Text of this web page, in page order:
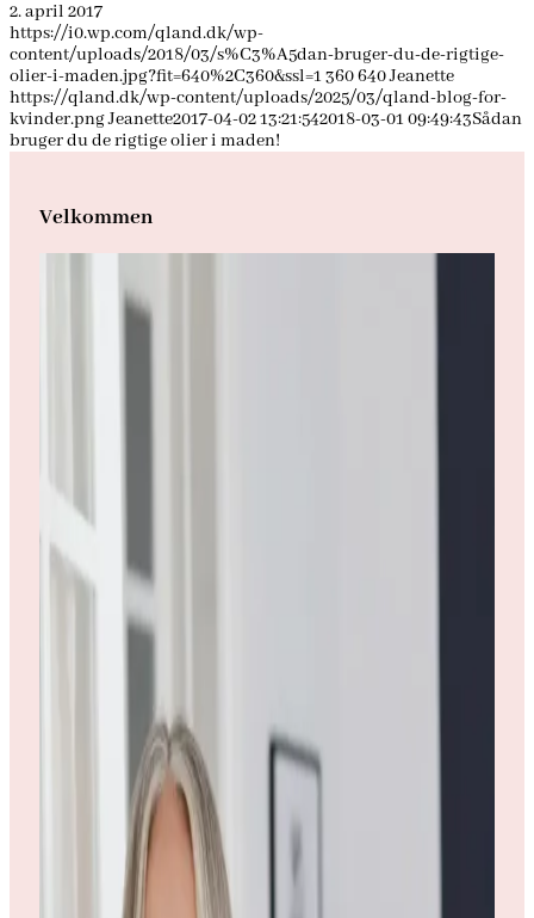
2. april 2017
https://i0.wp.com/qland.dk/wp-
content/uploads/2018/03/s%C3%A5dan-bruger-du-de-rigtige-
olier-i-maden.jpg?fit=640%2C360&ssl=1 360640Jeanette
https://qland.dk/wp-content/uploads/2025/03/qland-blog-for-
kvinder.pngJeanette2017-04-02 13:21:542018-03-01 09:49:43Sådan
bruger du de rigtige olier i maden!
Velkommen